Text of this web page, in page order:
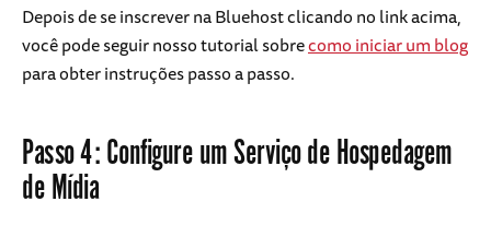
Depois de se inscrever na Bluehost clicando no link acima,
você pode seguir nosso tutorial sobrecomo iniciar um blog
para obter instruções passo a passo.
Passo 4: Configure um Serviço de Hospedagem
de Mídia